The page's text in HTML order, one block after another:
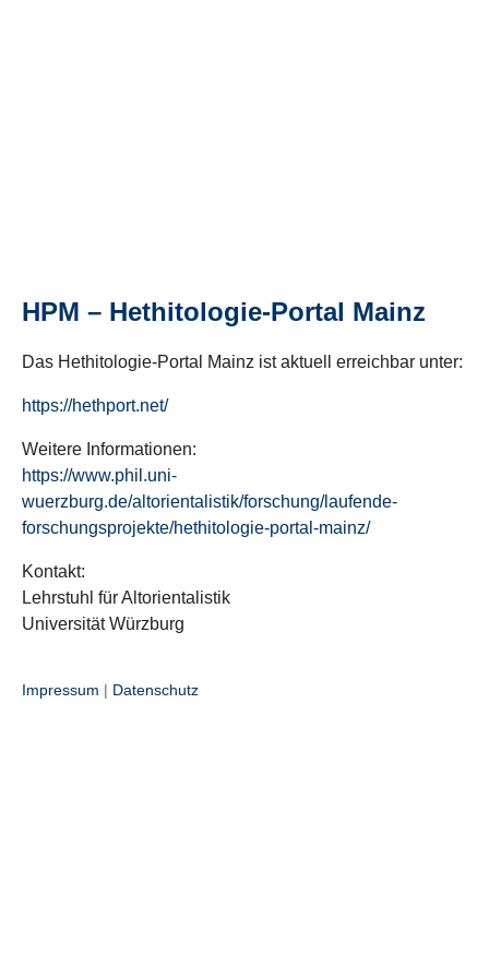
HPM – Hethitologie-Portal Mainz
Das Hethitologie-Portal Mainz ist aktuell erreichbar unter:
https://hethport.net/
Weitere Informationen:
https://www.phil.uni-
wuerzburg.de/altorientalistik/forschung/laufende-
forschungsprojekte/hethitologie-portal-mainz/
Kontakt:
Lehrstuhl für Altorientalistik
Universität Würzburg
Impressum | Datenschutz